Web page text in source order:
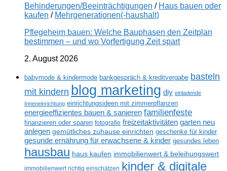
Behinderungen/Beeinträchtigungen / Haus bauen oder
kaufen / Mehrgenerationen(-haushalt)
Pflegeheim bauen: Welche Bauphasen den Zeitplan
bestimmen – und wo Vorfertigung Zeit spart
2. August 2026
babymode & kindermode bankgespräch & kreditvergabe basteln
mit kindern blog marketing diy einladende
Inneneinrichtung einrichtungsideen mit zimmerpflanzen
energieeffizientes bauen & sanieren familienfeste
finanzieren oder sparen fotografie freizeitaktivitäten garten neu
anlegen gemütliches zuhause einrichten geschenke für kinder
gesunde ernährung für erwachsene & kinder gesundes leben
hausbau haus kaufen immobilienwert & beleihungswert
immobilienwert richtig einschätzen kinder & digitale